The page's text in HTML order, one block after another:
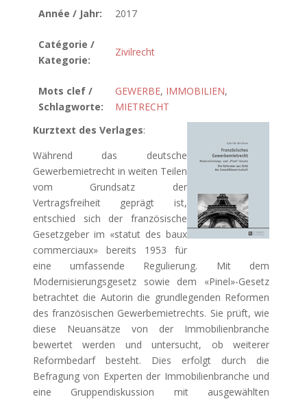
Année / Jahr: 2017
Catégorie /
Kategorie:
Zivilrecht
Mots clef /
Schlagworte:
GEWERBE, IMMOBILIEN,
MIETRECHT
Kurztext des Verlages:
Während das deutsche
Gewerbemietrecht in weiten Teilen
vom Grundsatz der
Vertragsfreiheit geprägt ist,
entschied sich der französische
Gesetzgeber im «statut des baux
commerciaux» bereits 1953 für
eine umfassende Regulierung. Mit dem
Modernisierungsgesetz sowie dem «Pinel»-Gesetz
betrachtet die Autorin die grundlegenden Reformen
des französischen Gewerbemietrechts. Sie prüft, wie
diese Neuansätze von der Immobilienbranche
bewertet werden und untersucht, ob weiterer
Reformbedarf besteht. Dies erfolgt durch die
Befragung von Experten der Immobilienbranche und
eine Gruppendiskussion mit ausgewählten